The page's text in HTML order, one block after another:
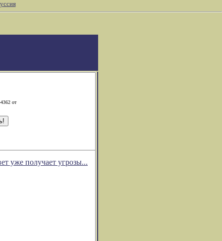
от
уже получает угрозы...